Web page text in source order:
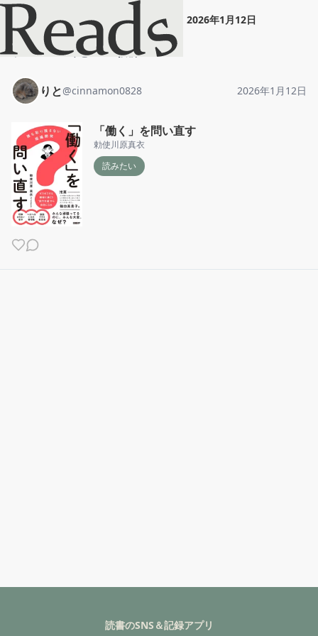
りと"「働く」を問い直す 2026年1月12日
ホーム りと 投稿
りと@cinnamon0828 2026年1月12日
「働く」を問い直す
勅使川原真衣
読みたい
読書のSNS＆記録アプリ